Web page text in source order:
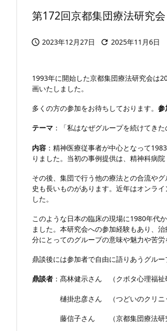
第172回京都集団療法研究
 2023年12月27日  2025年11月6日
1993年に開始した京都集団療法研究会は
画いたしました。
多くの方の参加をお待ちしております。 参
テーマ ：「私はなぜグループを続けてき
内容 ：精神医療従事者が中心となって
りました。当初の事例提供は、精神科病
その後、集団で行う他の療法との合流や
史も長いものがあります。近年はオンラ
した。
このような日本の臨床の現場に1980年代
ました。本研究会への参加経験もあり、
分にとってのグループの意味や魅力や苦
鼎談後には参加者で自由に語りあうグルー
鼎談者 ：髙林健示さん （クボタ心理福祉
樋掛忠彦さん （つどいのクリニッ
藤信子さん （京都集団療法研